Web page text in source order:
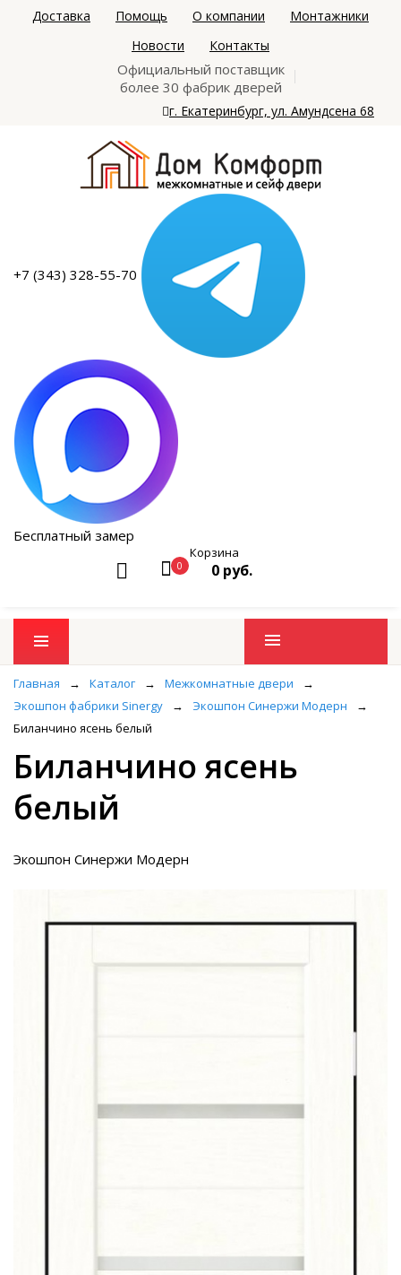
Доставка Помощь О компании
Монтажники
Новости
Контакты
Официальный поставщик
более 30 фабрик дверей
г. Екатеринбург, ул. Амундсена 68
+7 (343) 328-55-70
Бесплатный замер
0
Корзина
0 руб.
Промо товары
Главная → Каталог → Межкомнатные двери
→
Экошпон фабрики Sinergy
→ Экошпон Синержи Модерн
→
Биланчино ясень белый
Биланчино ясень
белый
Экошпон Синержи Модерн